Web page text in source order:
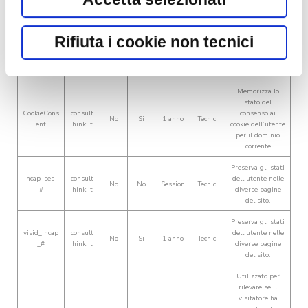
pulsante Rifiuta i cookie non tecnici
o chiudendo il banner con il
pulsante "X" in alto a destra. Per
saperne di più rispetto ai cookie,
consulta la relativaCookie policy.
Rifiuta i cookie non tecnici
Provide
r
Terze
parti
Persi
Periodo
di
conserv
Categor
ia
Descrizione
funzionalità
CookieCons
ent
consult
hink.it
No Si 1 anno Tecnici
Memorizza lo
stato del
consenso ai
cookie dell’utente
per il dominio
corrente
incap_ses_
#
consult
hink.it
No No Session Tecnici
Preserva gli stati
dell’utente nelle
diverse pagine
del sito.
visid_incap
_#
consult
hink.it
No Si 1 anno Tecnici
Preserva gli stati
dell’utente nelle
diverse pagine
del sito.
Utilizzato per
rilevare se il
visitatore ha